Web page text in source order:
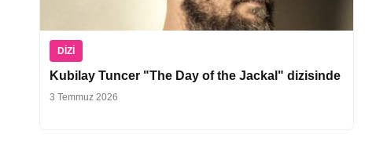
DIZI
Kubilay Tuncer "The Day of the Jackal" dizisinde
3 Temmuz 2026